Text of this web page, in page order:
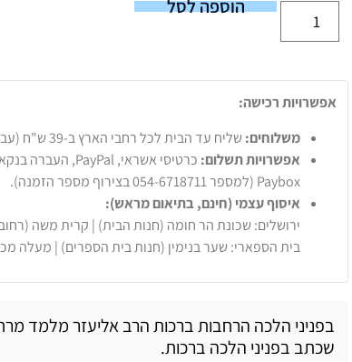
הוספה לסל
אפשרויות רכישה:
משלוחים:שליח עד הבית לכל רחבי הארץ ב-39 ש"ח (עבור חבילות עד 20 ק"ג).
אפשרויות תשלום:
Paybox (למספר 054-6718711 בצירוף מספר הזמנה).
איסוף עצמי (חינם, בתיאום מראש):
ירושלים: שכונת הר חומה (חנות הבית) | קרית משה (רחוב
בית הספארי: שער בנימין (חנות בית הספרים) | מעלה
בפניני הלכה הרחבות ברכות הרב אליעזר מלמד
שכתב בפניני הלכה ברכות.